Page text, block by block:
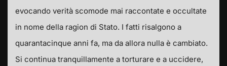
evocando verità scomode mai raccontate e occultate
in nome della ragion di Stato. I fatti risalgono a
quarantacinque anni fa, ma da allora nulla è cambiato.
Si continua tranquillamente a torturare e a uccidere,